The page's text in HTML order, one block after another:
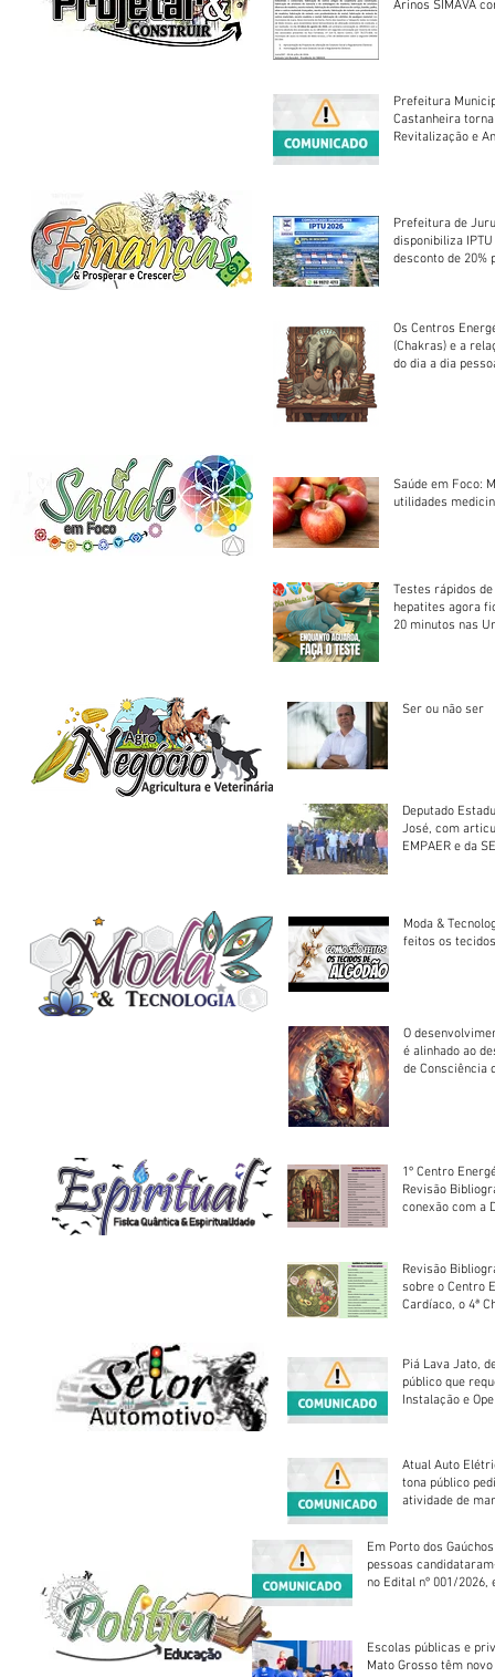
Arinos SIMAVA convoca à
Prefeitura
Castanheira
Revitalização e
Prefeitura de
disponibiliza
desconto de 20%
Os Centros
(Chakras) e a
do dia a dia
Saúde em Foco:
utilidades
Testes rápidos
hepatites agora
20 minutos nas
Ser ou não ser
Deputado
José, com
EMPAER e da
Moda &
feitos os
O
é alinhado ao
de Consciência
1º Centro
Revisão
conexão com a
Revisão
sobre o Centro
Cardíaco, o 4ª
Piá Lava Jato,
público que
Instalação e
Atual Auto
tona público
atividade de
Em Porto dos
pessoas
no Edital nº 001/2026,
Escolas públicas e
Mato Grosso têm